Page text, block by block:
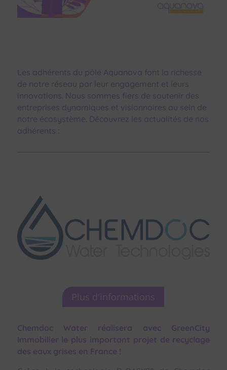
Les adhérents du pôle Aquanova font la richesse
de notre réseau par leur engagement et leurs
innovations. Nous sommes fiers de soutenir des
entreprises dynamiques et visionnaires au sein de
notre écosystème. Découvrez les actualités de nos
adhérents :
Plus d'informations
Chemdoc Water réalisera avec GreenCity
Immobilier le plus important projet de recyclage
des eaux grises en France !